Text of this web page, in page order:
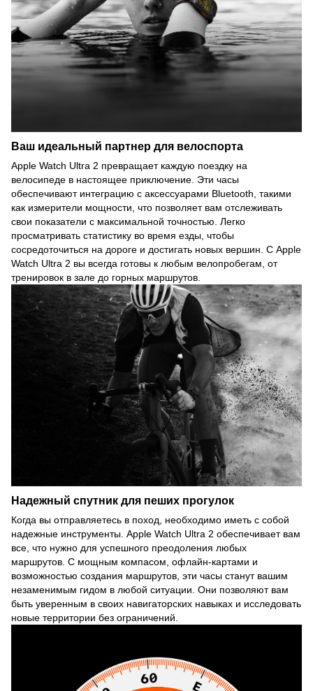
Ваш идеальный партнер для велоспорта
Apple Watch Ultra 2 превращает каждую поездку на
велосипеде в настоящее приключение. Эти часы
обеспечивают интеграцию с аксессуарами Bluetooth, такими
как измерители мощности, что позволяет вам отслеживать
свои показатели с максимальной точностью. Легко
просматривать статистику во время езды, чтобы
сосредоточиться на дороге и достигать новых вершин. С Apple
Watch Ultra 2 вы всегда готовы к любым велопробегам, от
тренировок в зале до горных маршрутов.
Надежный спутник для пеших прогулок
Когда вы отправляетесь в поход, необходимо иметь с собой
надежные инструменты. Apple Watch Ultra 2 обеспечивает вам
все, что нужно для успешного преодоления любых
маршрутов. С мощным компасом, офлайн-картами и
возможностью создания маршрутов, эти часы станут вашим
незаменимым гидом в любой ситуации. Они позволяют вам
быть уверенным в своих навигаторских навыках и исследовать
новые территории без ограничений.